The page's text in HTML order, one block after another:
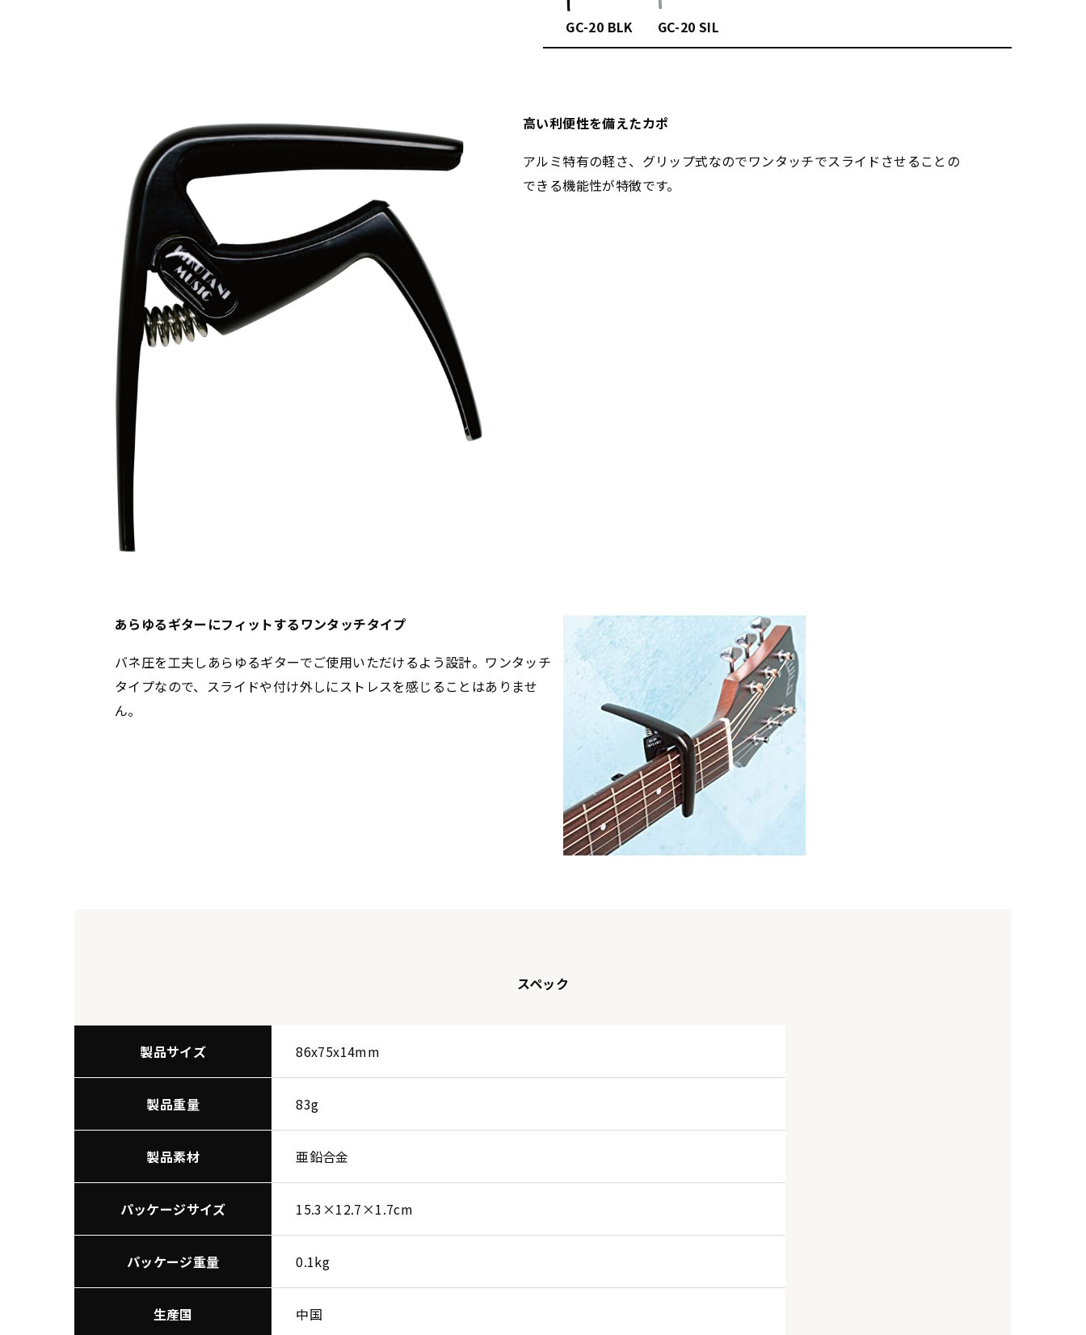
GC-20 BLK GC-20 SIL
高い利便性を備えたカポ
アルミ特有の軽さ、グリップ式なのでワンタッチでスライドさせることの
できる機能性が特徴です。
あらゆるギターにフィットするワンタッチタイプ
バネ圧を工夫しあらゆるギターでご使用いただけるよう設計。ワンタッチ
タイプなので、スライドや付け外しにストレスを感じることはありませ
ん。
スペック
製品サイズ 86x75x14mm
製品重量 83g
製品素材 亜鉛合金
パッケージサイズ 15.3×12.7×1.7cm
パッケージ重量 0.1kg
生産国 中国